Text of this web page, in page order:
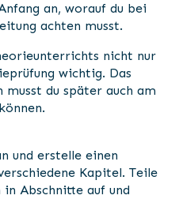
an, worauf du bei
achten musst.
nicht nur
wichtig. Das
musst du später auch am
und erstelle einen
Kapitel. Teile
Abschnitte auf und